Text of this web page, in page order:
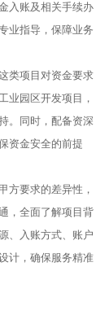
入账及相关手续办
业指导，保障业务
类项目对资金要求
业园区开发项目，
。同时，配备资深
资金安全的前提
方要求的差异性，
，全面了解项目背
、入账方式、账户
计，确保服务精准